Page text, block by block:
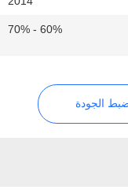
60% - 70%
الجودة